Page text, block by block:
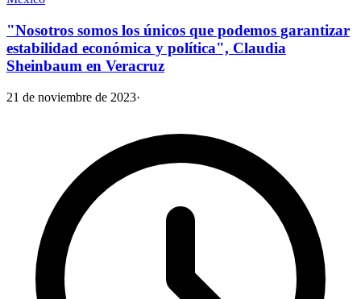
"Nosotros somos los únicos que podemos garantizar
estabilidad económica y política", Claudia
Sheinbaum en Veracruz
21 de noviembre de 2023·